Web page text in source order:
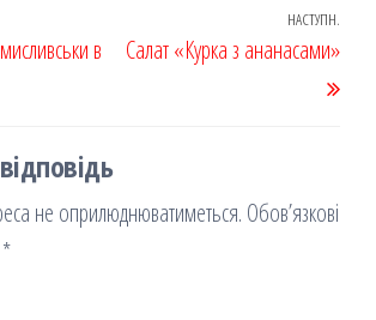
исв
НАСТУПН.
Салат «Курка з ананасами»
не оприлюднюватиметься. Обов’язкові
*